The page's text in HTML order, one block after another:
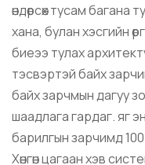
өндөрсөх тусам багана
хана, булан хэсгийн
биеээ тулах
тэсвэртэй байх
байх зарчмын дагуу
шаадлага гардаг.яг
барилгын зарчимд
Хөнгөн цагаан хэв